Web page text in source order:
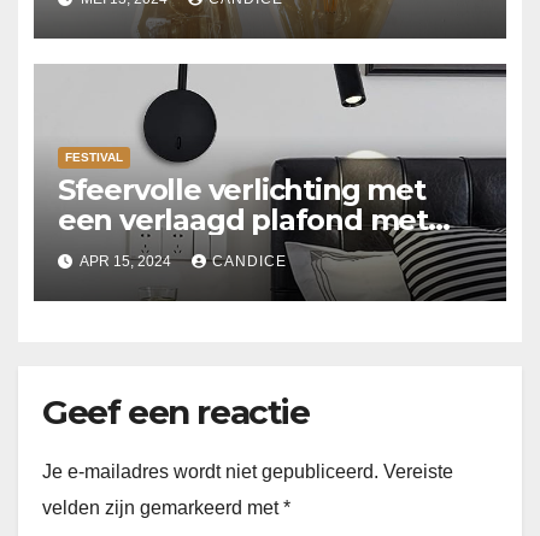
FESTIVAL
Sfeervolle verlichting met
een verlaagd plafond met
Suspended ceiling light.
APR 15, 2024 CANDICE
Geef een reactie
Je e-mailadres wordt niet gepubliceerd. Vereiste
velden zijn gemarkeerd met*